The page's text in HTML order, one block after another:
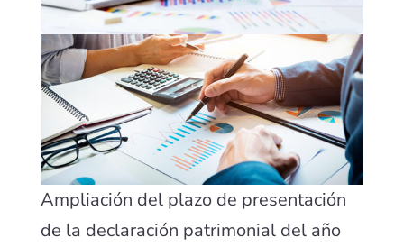
Ampliación del plazo de presentación
de la declaración patrimonial del año